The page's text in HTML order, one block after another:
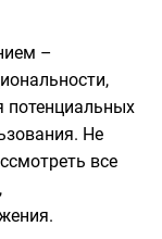
–
потенциальных
Не
все